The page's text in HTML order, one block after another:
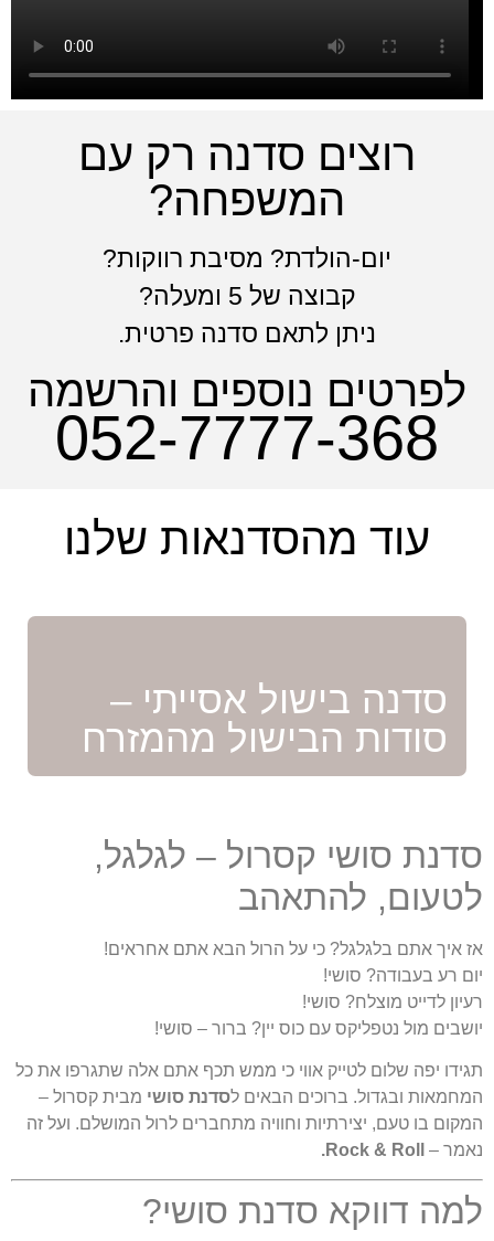
רוצים סדנה רק עם
המשפחה?
יום-הולדת? מסיבת רווקות?
קבוצה של 5 ומעלה?
ניתן לתאם סדנה פרטית.
לפרטים נוספים והרשמה
052-7777-368
עוד מהסדנאות שלנו
סדנה בישול אסייתי –
סודות הבישול מהמזרח
סושי קסרול – לגלגל,
להתאהב
איך אתם בלגלגל? כי על הרול הבא אתם אחראים!
רע בעבודה? סושי!
לדייט מוצלח? סושי!
מול נטפליקס עם כוס יין? ברור – סושי!
יפה שלום לטייק אווי כי ממש תכף אתם אלה שתגרפו את כל
ובגדול. ברוכים הבאים לסדנת סושימבית קסרול –
בו טעם, יצירתיות וחוויה מתחברים לרול המושלם. ועל זה
–
Rock & Roll.
דווקא סדנת סושי?